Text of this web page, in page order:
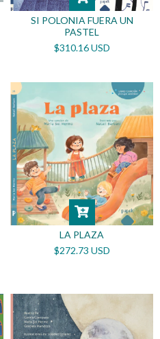
SI POLONIA FUERA UN
PASTEL
$310.16 USD
LA PLAZA
$272.73 USD